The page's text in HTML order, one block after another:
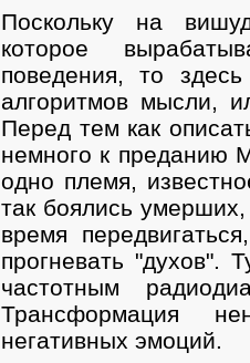
Поскольку на
которое
поведения, то
алгоритмов мысли,
Перед тем как
немного к преданию
одно племя,
так боялись
время
прогневать "духов".
частотным
Трансформация
негативных эмоций.